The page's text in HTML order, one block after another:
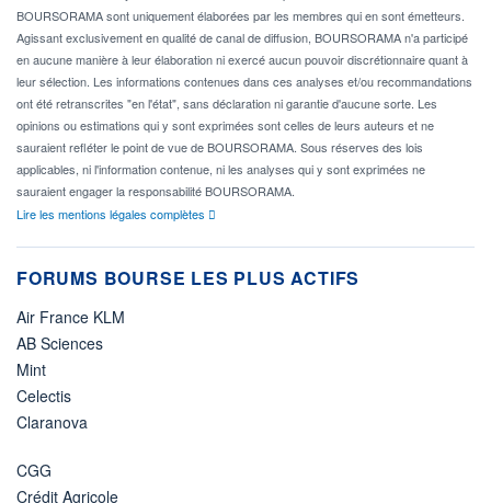
BOURSORAMA sont uniquement élaborées par les membres qui en sont émetteurs.
Agissant exclusivement en qualité de canal de diffusion, BOURSORAMA n'a participé
en aucune manière à leur élaboration ni exercé aucun pouvoir discrétionnaire quant à
leur sélection. Les informations contenues dans ces analyses et/ou recommandations
ont été retranscrites "en l'état", sans déclaration ni garantie d'aucune sorte. Les
opinions ou estimations qui y sont exprimées sont celles de leurs auteurs et ne
sauraient refléter le point de vue de BOURSORAMA. Sous réserves des lois
applicables, ni l'information contenue, ni les analyses qui y sont exprimées ne
sauraient engager la responsabilité BOURSORAMA.
Lire les mentions légales complètes
FORUMS BOURSE LES PLUS ACTIFS
Air France KLM
AB Sciences
Mint
Celectis
Claranova
CGG
Crédit Agricole